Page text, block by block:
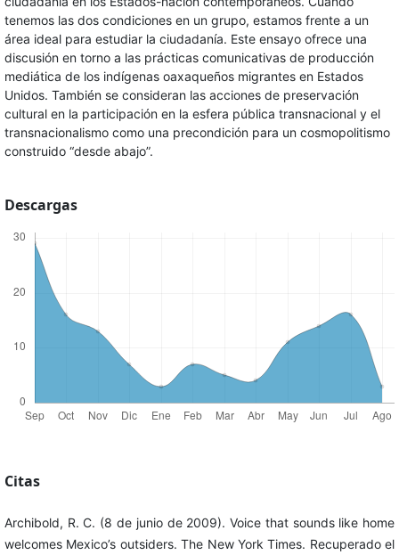
tenemos las dos condiciones en un grupo, estamos frente a un
área ideal para estudiar la ciudadanía. Este ensayo ofrece una
discusión en torno a las prácticas comunicativas de producción
mediática de los indígenas oaxaqueños migrantes en Estados
Unidos. También se consideran las acciones de preservación
cultural en la participación en la esfera pública transnacional y el
transnacionalismo como una precondición para un cosmopolitismo
construido “desde abajo”.
Descargas
Citas
Archibold, R. C. (8 de junio de 2009). Voice that sounds like home
welcomes Mexico’s outsiders. The New York Times. Recuperado el